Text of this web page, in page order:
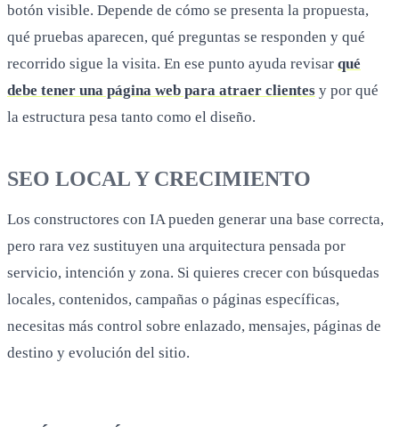
botón visible. Depende de cómo se presenta la propuesta,
qué pruebas aparecen, qué preguntas se responden y qué
recorrido sigue la visita. En ese punto ayuda revisar qué
debe tener una página web para atraer clientes y por qué
la estructura pesa tanto como el diseño.
SEO LOCAL Y CRECIMIENTO
Los constructores con IA pueden generar una base correcta,
pero rara vez sustituyen una arquitectura pensada por
servicio, intención y zona. Si quieres crecer con búsquedas
locales, contenidos, campañas o páginas específicas,
necesitas más control sobre enlazado, mensajes, páginas de
destino y evolución del sitio.